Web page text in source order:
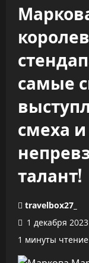
самые
смеха и
талант!
travelbox27_
1 декабря 2023
1 минуты чтение